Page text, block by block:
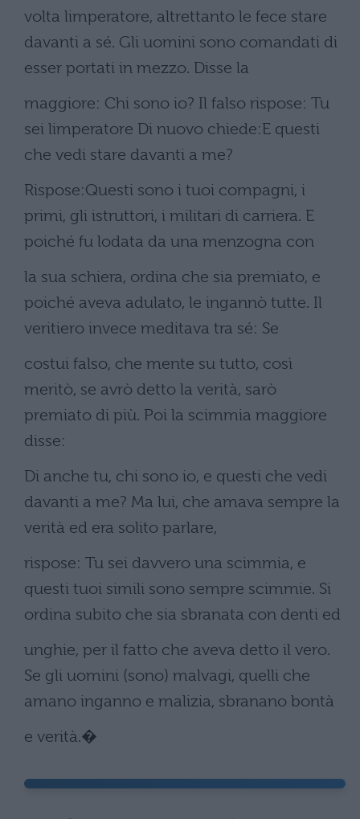
volta limperatore, altrettanto le fece stare
davanti a sé. Gli uomini sono comandati di
esser portati in mezzo. Disse la
maggiore: Chi sono io? Il falso rispose: Tu
sei limperatore Di nuovo chiede:E questi
che vedi stare davanti a me?
Rispose:Questi sono i tuoi compagni, i
primi, gli istruttori, i militari di carriera. E
poiché fu lodata da una menzogna con
la sua schiera, ordina che sia premiato, e
poiché aveva adulato, le ingannò tutte. Il
veritiero invece meditava tra sé: Se
costui falso, che mente su tutto, così
meritò, se avrò detto la verità, sarò
premiato di più. Poi la scimmia maggiore
disse:
Di anche tu, chi sono io, e questi che vedi
davanti a me? Ma lui, che amava sempre la
verità ed era solito parlare,
rispose: Tu sei davvero una scimmia, e
questi tuoi simili sono sempre scimmie. Si
ordina subito che sia sbranata con denti ed
unghie, per il fatto che aveva detto il vero.
Se gli uomini (sono) malvagi, quelli che
amano inganno e malizia, sbranano bontà
e verità.�